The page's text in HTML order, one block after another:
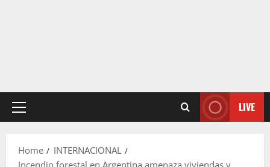
Primary
LIVE
Home
INTERNACIONAL